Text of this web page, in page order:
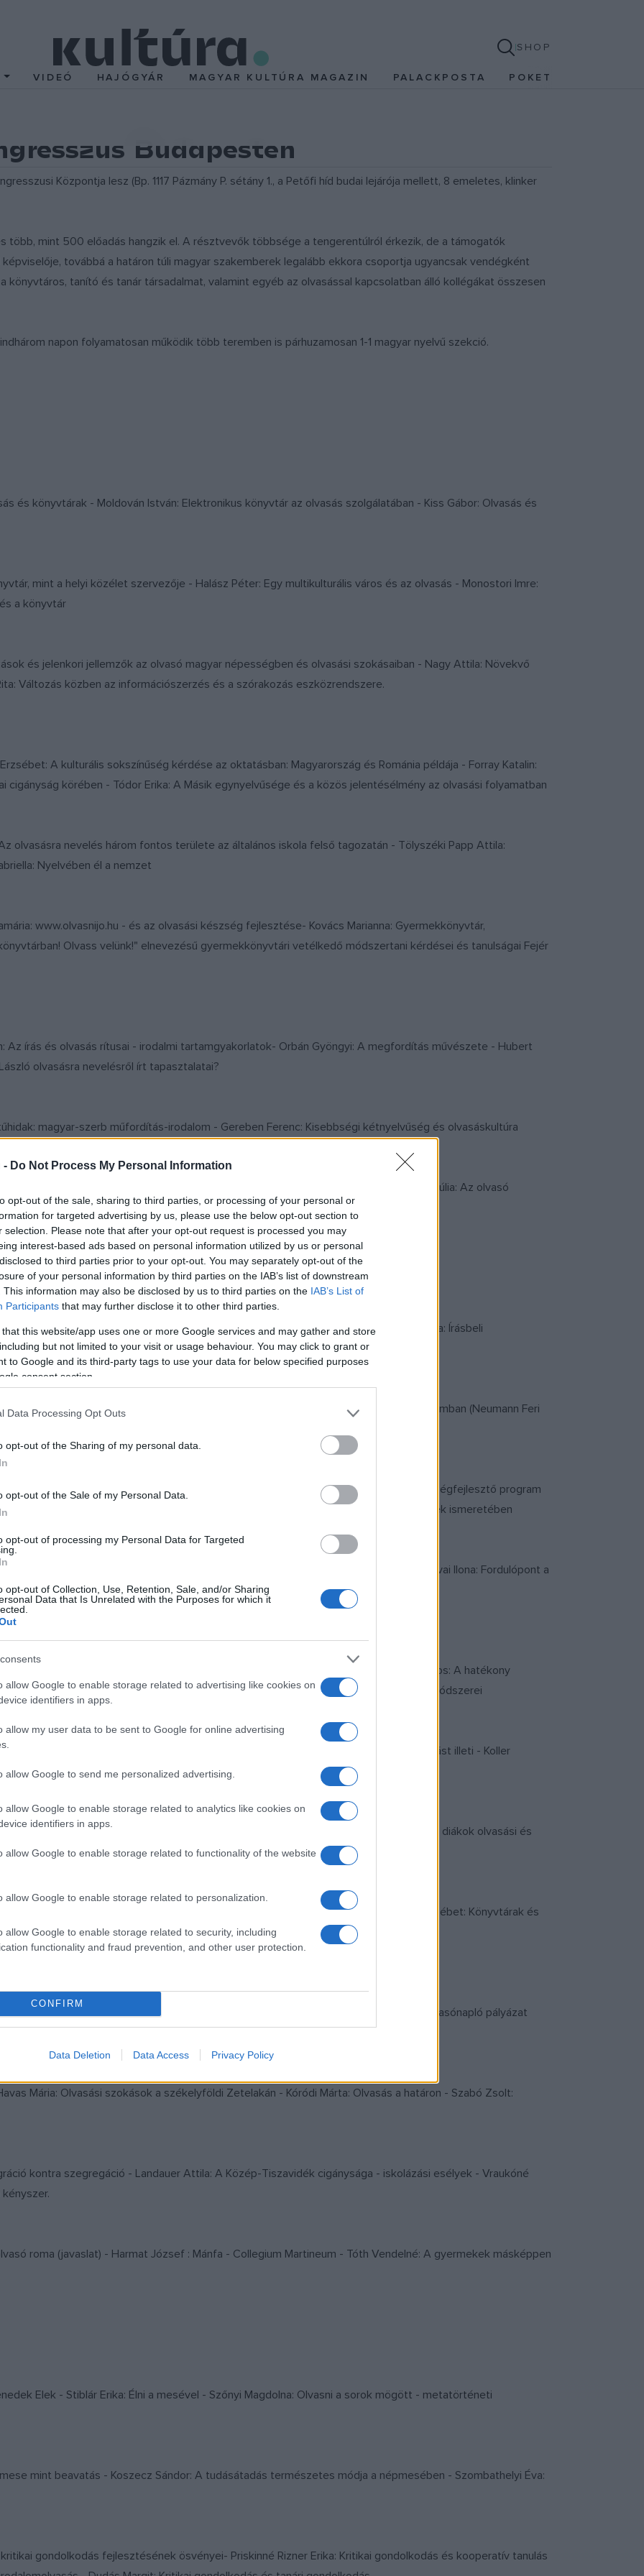
- Do Not Process My Personal Information
opt-out of the sale, sharing to third parties, or processing of your personal or
for targeted advertising by us, please use the below opt-out section to
selection. Please note that after your opt-out request is processed you may
interest-based ads based on personal information utilized by us or personal
to third parties prior to your opt-out. You may separately opt-out of the
of your personal information by third parties on the IAB’s list of downstream
This information may also be disclosed by us to third parties on the IAB’s List of
Participants that may further disclose it to other third parties.
that this website/app uses one or more Google services and may gather and store
but not limited to your visit or usage behaviour. You may click to grant or
to Google and its third-party tags to use your data for below specified purposes
consent section.
Data Processing Opt Outs
opt-out of the Sharing of my personal data.
opt-out of the Sale of my Personal Data.
opt-out of processing my Personal Data for Targeted
opt-out of Collection, Use, Retention, Sale, and/or Sharing
Data that Is Unrelated with the Purposes for which it
allow Google to enable storage related to advertising like cookies on
identifiers in apps.
allow my user data to be sent to Google for online advertising
allow Google to send me personalized advertising.
allow Google to enable storage related to analytics like cookies on
identifiers in apps.
allow Google to enable storage related to functionality of the website
allow Google to enable storage related to personalization.
allow Google to enable storage related to security, including
functionality and fraud prevention, and other user protection.
CONFIRM
Data Deletion Data Access Privacy Policy
SHOP
VIDEÓ HAJÓGYÁR MAGYAR KULTÚRA MAGAZIN PALACKPOSTA POKET
Budapesten
Központja lesz (Bp. 1117 Pázmány P. sétány 1., a Petőfi híd budai lejárója mellett, 8 emeletes, klinker
több, mint 500 előadás hangzik el. A résztvevők többsége a tengerentúlról érkezik, de a támogatók
képviselője, továbbá a határon túli magyar szakemberek legalább ekkora csoportja ugyancsak vendégként
könyvtáros, tanító és tanár társadalmat, valamint egyéb az olvasással kapcsolatban álló kollégákat összesen
napon folyamatosan működik több teremben is párhuzamosan 1-1 magyar nyelvű szekció.
és könyvtárak - Moldován István: Elektronikus könyvtár az olvasás szolgálatában - Kiss Gábor: Olvasás és
mint a helyi közélet szervezője - Halász Péter: Egy multikulturális város és az olvasás - Monostori Imre:
a könyvtár
és jelenkori jellemzők az olvasó magyar népességben és olvasási szokásaiban - Nagy Attila: Növekvő
Változás közben az információszerzés és a szórakozás eszközrendszere.
A kulturális sokszínűség kérdése az oktatásban: Magyarország és Románia példája - Forray Katalin:
cigányság körében - Tódor Erika: A Másik egynyelvűsége és a közös jelentésélmény az olvasási folyamatban
olvasásra nevelés három fontos területe az általános iskola felső tagozatán - Tölyszéki Papp Attila:
Nyelvében él a nemzet
www.olvasnijo.hu - és az olvasási készség fejlesztése- Kovács Marianna: Gyermekkönyvtár,
Olvass velünk!" elnevezésű gyermekkönyvtári vetélkedő módszertani kérdései és tanulságai Fejér
Az írás és olvasás rítusai - irodalmi tartamgyakorlatok- Orbán Gyöngyi: A megfordítás művészete - Hubert
olvasásra nevelésről írt tapasztalatai?
magyar-szerb műfordítás-irodalom - Gereben Ferenc: Kisebbségi kétnyelvűség és olvasáskultúra
biblioterápia a könyvtárban - Czupi Gyula: Az olvasásról Harry Potter után - Veres Júlia: Az olvasó
készségek alakulása a romániai magyar iskolahálózatban - Kádár Annamária: Írásbeli
iskolahálózatban - Punykó Mária: Az IRKA című gyermeklap bemutatása
100 éves a Pál utcai fiúk - Balogh Mihály: Mester és tanítvány a Református Főgimnáziumban (Neumann Feri
gyerekkönyvtárosai
Megtanítás stratégiája az olvasástanításban - Lovász Gabriella: Komplex személyiségfejlesztő program
beszédészlelésének és szövegértésének vizsgálata a PISA-felmérés eredményének ismeretében
és olvasólámpa - Juhászné Belle Zsuzsa: Olvasási szokások és az iskolai könyvtár- Szávai Ilona: Fordulópont a
Korai nyelvfejlődési zavarok hatása az olvasási teljesítmény alakulására - Steklács János: A hatékony
tényezők - Tóth Beatrix: A szövegértés fejlesztésének elméleti háttere és korszerű módszerei
az információs társadalomban - Schlemmer Éva: Nemek és igenek - ami az olvasást illeti - Koller
- változási tendenciák: esettanulmány - Tóth Anna: - Németh Erzsébet: Középiskolai diákok olvasási és
olvasási szokásai - Kamarás István: Vallásosság és olvasás - Nemes Erzsébet: Könyvtárak és
KSH adatai alapján
iskolai könyvtár mint híd - Harangozó Attiláné: "BARÁTUNK A KÖNYV" - egy sikeres olvasónapló pályázat
A KÖNYV" - egy sikeres olvasónapló pályázat tapasztalatai
Mária: Olvasási szokások a székelyföldi Zetelakán - Kóródi Márta: Olvasás a határon - Szabó Zsolt:
kontra szegregáció - Landauer Attila: A Közép-Tiszavidék cigánysága - iskolázási esélyek - Vraukóné
roma (javaslat) - Harmat József : Mánfa - Collegium Martineum - Tóth Vendelné: A gyermekek másképpen
Elek - Stiblár Erika: Élni a mesével - Szőnyi Magdolna: Olvasni a sorok mögött - metatörténeti
mint beavatás - Koszecz Sándor: A tudásátadás természetes módja a népmesében - Szombathelyi Éva:
gondolkodás fejlesztésének ösvényei- Priskinné Rizner Erika: Kritikai gondolkodás és kooperatív tanulás